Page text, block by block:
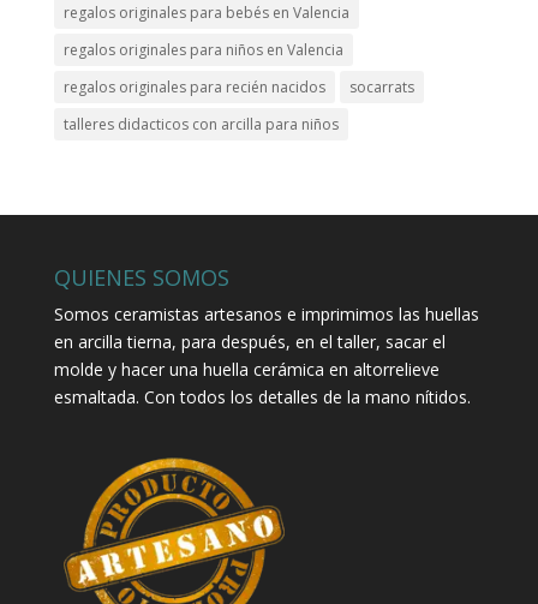
regalos originales para bebés en Valencia
regalos originales para niños en Valencia
regalos originales para recién nacidos
socarrats
talleres didacticos con arcilla para niños
QUIENES SOMOS
Somos ceramistas artesanos e imprimimos las huellas
en arcilla tierna, para después, en el taller, sacar el
molde y hacer una huella cerámica en altorrelieve
esmaltada. Con todos los detalles de la mano nítidos.